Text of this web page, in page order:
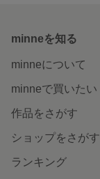
minneを知る
minneについて
minneで買いたい
作品をさがす
ショップをさがす
ランキング